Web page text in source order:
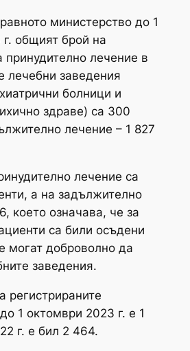
министерство до 1
общият брой на
принудително лечение в
лечебни заведения
болници и
здраве) са 300
лечение – 1 827
лечение са
а на задължително
което означава, че за
са били осъдени
могат доброволно да
заведения.
регистрираните
1 октомври 2023 г. е 1
г. е бил 2 464.